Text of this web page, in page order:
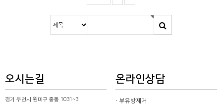
오시는길
경기 부천시 원미구 중동 1031~3
온라인상담
부유방제거